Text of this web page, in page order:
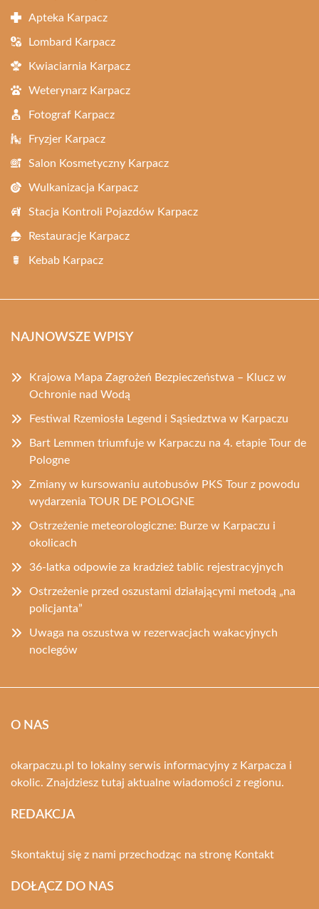
Apteka Karpacz
Lombard Karpacz
Kwiaciarnia Karpacz
Weterynarz Karpacz
Fotograf Karpacz
Fryzjer Karpacz
Salon Kosmetyczny Karpacz
Wulkanizacja Karpacz
Stacja Kontroli Pojazdów Karpacz
Restauracje Karpacz
Kebab Karpacz
NAJNOWSZE WPISY
Krajowa Mapa Zagrożeń Bezpieczeństwa – Klucz w
Ochronie nad Wodą
Festiwal Rzemiosła Legend i Sąsiedztwa w Karpaczu
Bart Lemmen triumfuje w Karpaczu na 4. etapie Tour de
Pologne
Zmiany w kursowaniu autobusów PKS Tour z powodu
wydarzenia TOUR DE POLOGNE
Ostrzeżenie meteorologiczne: Burze w Karpaczu i
okolicach
36-latka odpowie za kradzież tablic rejestracyjnych
Ostrzeżenie przed oszustami działającymi metodą „na
policjanta”
Uwaga na oszustwa w rezerwacjach wakacyjnych
noclegów
O NAS
okarpaczu.pl to lokalny serwis informacyjny z Karpacza i
okolic. Znajdziesz tutaj aktualne wiadomości z regionu.
REDAKCJA
Skontaktuj się z nami przechodząc na stronę Kontakt
DOŁĄCZ DO NAS